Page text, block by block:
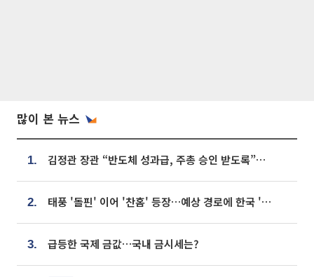
많이 본 뉴스
1. 김정관 장관 “반도체 성과급, 주총 승인 받도록”…상법·자본시장법 개정 시사
2. 태풍 '돌핀' 이어 '찬홈' 등장…예상 경로에 한국 '한숨'
3. 급등한 국제 금값…국내 금시세는?